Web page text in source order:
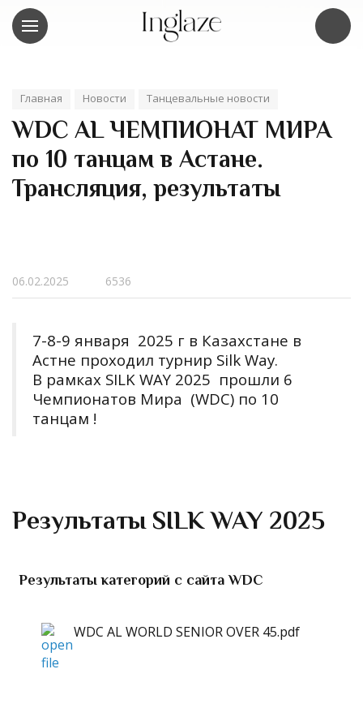
Главная Новости Танцевальные новости
WDC AL ЧЕМПИОНАТ МИРА
по 10 танцам в Астане.
Трансляция, результаты
06.02.2025 6536
7-8-9 января 2025 г в Казахстане в
Астне проходил турнир Silk Way.
В рамках SILK WAY 2025 прошли 6
Чемпионатов Мира (WDC) по 10
танцам !
Результаты SILK WAY 2025
Результаты категорий с сайта WDC
WDC AL WORLD SENIOR OVER 45.pdf